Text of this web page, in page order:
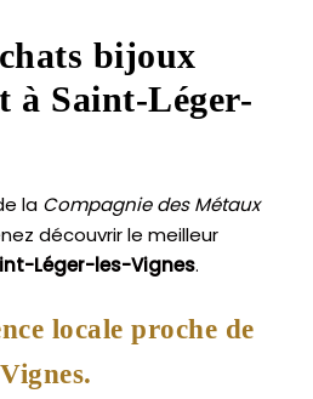
bijoux
à Saint-Léger-
la Compagnie des Métaux
découvrir le meilleur
Léger-les-Vignes.
locale proche de